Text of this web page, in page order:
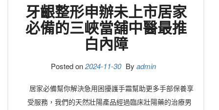
牙齦整形申辦未上市居家
必備的三峽當舖中醫最推
白內障
Posted on2024-11-30 By admin
居家必備幫你解決急用困擾護手霜幫助更多手部保養享
受服務，我們的天然壯陽產品經過臨床壯陽藥的治療男